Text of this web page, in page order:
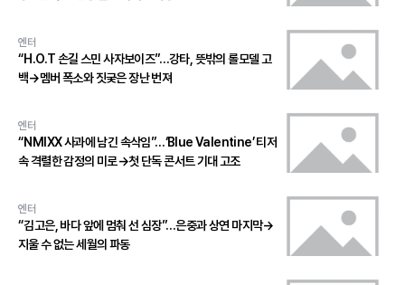
엔터
“H.O.T 손길 스민 사자보이즈”…강타, 뜻밖의 롤모델 고
백→멤버 폭소와 짓궂은 장난 번져
엔터
“NMIXX 사과에 남긴 속삭임”…‘Blue Valentine’ 티저
속 격렬한 감정의 미로→첫 단독 콘서트 기대 고조
엔터
“김고은, 바다 앞에 멈춰 선 심장”…은중과 상연 마지막→
지울 수 없는 세월의 파동